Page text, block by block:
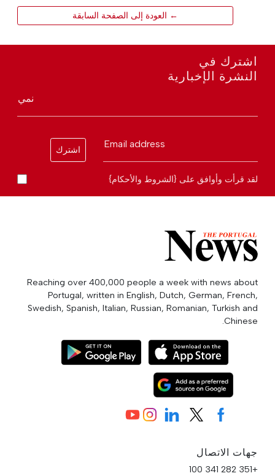
← العودة إلى الصفحة السابقة
اشترك في
النشرة الإخبارية
نمي
Email address
اشترك
لقد قرأت وأوافق على {الشروط والأحكام}
Reaching over 400,000 people a week with news about
Portugal, written in English, Dutch, German, French,
Swedish, Spanish, Italian, Russian, Romanian, Turkish and
Chinese.
جهات الاتصال
+351 282 341 100